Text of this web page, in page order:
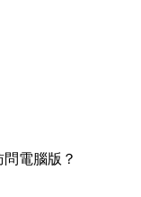
電腦版？